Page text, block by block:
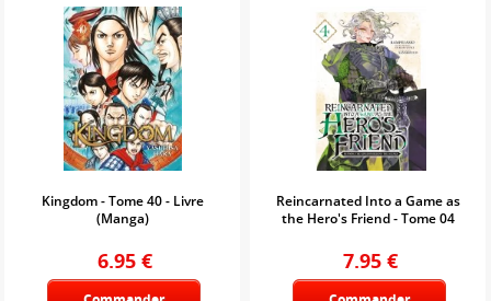
Kingdom - Tome 40 - Livre
(Manga)
6.95 €
Reincarnated Into a Game as
the Hero's Friend - Tome 04
7.95 €